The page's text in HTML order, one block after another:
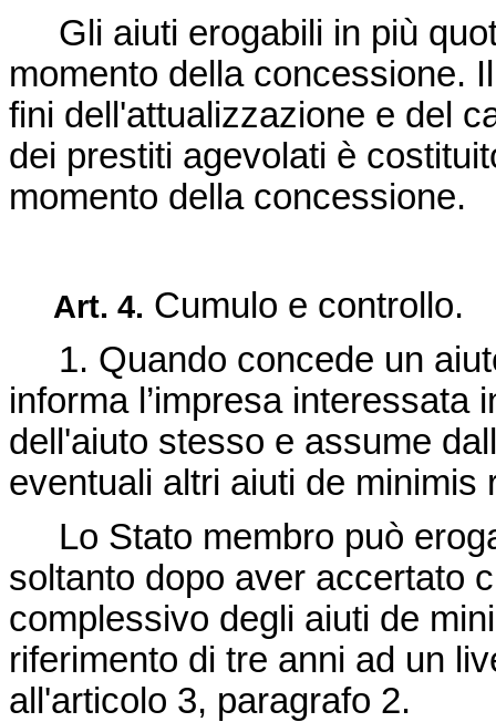
Gli aiuti erogabili in più
momento della concessione.
fini dell'attualizzazione e del
dei prestiti agevolati è
momento della concessione.
Art. 4. Cumulo e controllo.
1. Quando concede un
informa l’impresa interessata
dell'aiuto stesso e assume
eventuali altri aiuti de minimis
Lo Stato membro può
soltanto dopo aver accertato
complessivo degli aiuti de
riferimento di tre anni ad un
all'articolo 3, paragrafo 2.